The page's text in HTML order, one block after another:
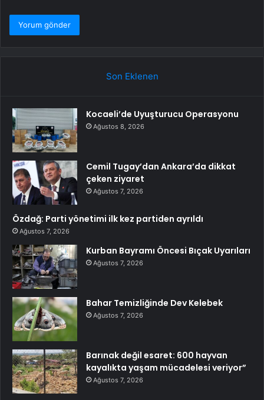
Son Eklenen
Kocaeli’de Uyuşturucu Operasyonu
Ağustos 8, 2026
Cemil Tugay’dan Ankara’da dikkat
çeken ziyaret
Ağustos 7, 2026
Özdağ: Parti yönetimi ilk kez partiden ayrıldı
Ağustos 7, 2026
Kurban Bayramı Öncesi Bıçak Uyarıları
Ağustos 7, 2026
Bahar Temizliğinde Dev Kelebek
Ağustos 7, 2026
Barınak değil esaret: 600 hayvan
kayalıkta yaşam mücadelesi veriyor”
Ağustos 7, 2026